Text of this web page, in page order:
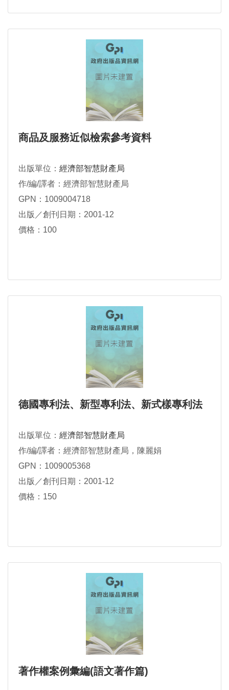
商品及服務近似檢索參考資料
出版單位： 經濟部智慧財產局
作/編/譯者：經濟部智慧財產局
GPN：1009004718
出版／創刊日期：2001-12
價格：100
德國專利法、新型專利法、新式樣專利法
出版單位： 經濟部智慧財產局
作/編/譯者：經濟部智慧財產局，陳麗娟
GPN：1009005368
出版／創刊日期：2001-12
價格：150
著作權案例彙編(語文著作篇)